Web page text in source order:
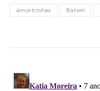
amostrinhas Batom